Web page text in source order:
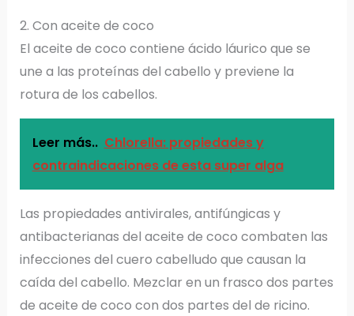
2. Con aceite de coco
El aceite de coco contiene ácido láurico que se
une a las proteínas del cabello y previene la
rotura de los cabellos.
Leer más.. Chlorella: propiedades y
contraindicaciones de esta super alga
Las propiedades antivirales, antifúngicas y
antibacterianas del aceite de coco combaten las
infecciones del cuero cabelludo que causan la
caída del cabello. Mezclar en un frasco dos partes
de aceite de coco con dos partes del de ricino.